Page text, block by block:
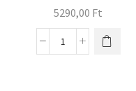
5290,00 Ft